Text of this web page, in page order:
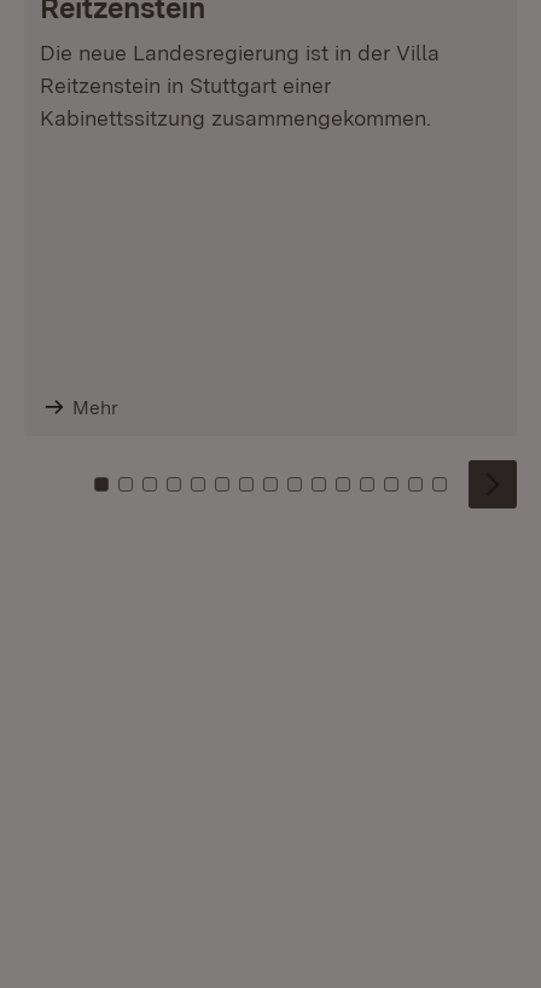
Reitzenstein
Die neue Landesregierung ist in der Villa
Reitzenstein in Stuttgart einer
Kabinettssitzung zusammengekommen.
Mehr
Zu Kachel: 0
Zu Kachel: 1
Zu Kachel: 2
Zu Kachel: 3
Zu Kachel: 4
Zu Kachel: 5
Zu Kachel: 6
Zu Kachel: 7
Zu Kachel: 8
Zu Kachel: 9
Zu Kachel: 10
Zu Kachel: 11
Zu Kachel: 12
Zu Kachel:
Zu